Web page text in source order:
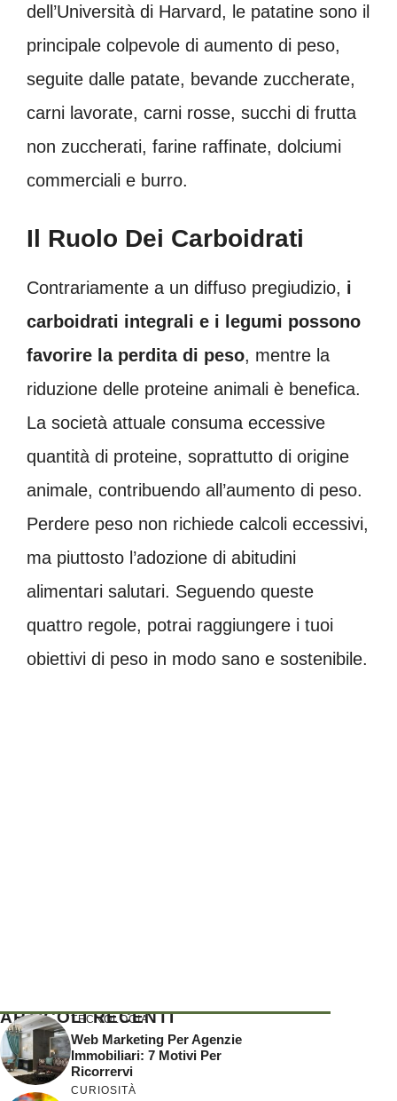
dell’Università di Harvard, le patatine sono il
principale colpevole di aumento di peso,
seguite dalle patate, bevande zuccherate,
carni lavorate, carni rosse, succhi di frutta
non zuccherati, farine raffinate, dolciumi
commerciali e burro.
Il Ruolo Dei Carboidrati
Contrariamente a un diffuso pregiudizio, i
carboidrati integrali e i legumi possono
favorire la perdita di peso, mentre la
riduzione delle proteine animali è benefica.
La società attuale consuma eccessive
quantità di proteine, soprattutto di origine
animale, contribuendo all’aumento di peso.
Perdere peso non richiede calcoli eccessivi,
ma piuttosto l’adozione di abitudini
alimentari salutari. Seguendo queste
quattro regole, potrai raggiungere i tuoi
obiettivi di peso in modo sano e sostenibile.
ARTICOLI RECENTI
TECNOLOGIA
Web Marketing Per Agenzie
Immobiliari: 7 Motivi Per
Ricorrervi
CURIOSITÀ